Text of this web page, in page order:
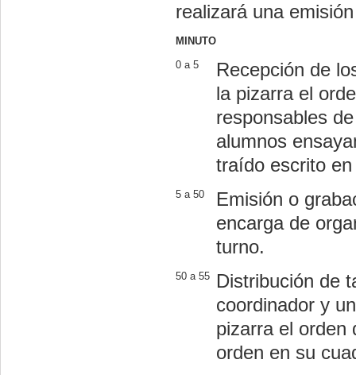
realizará una
MINUTO
0 a 5
Recepción de
la pizarra el
responsables
alumnos
traído escrito
5 a 50
Emisión o
encarga de
turno.
50 a 55
Distribución de
coordinador y
pizarra el orden
orden en su